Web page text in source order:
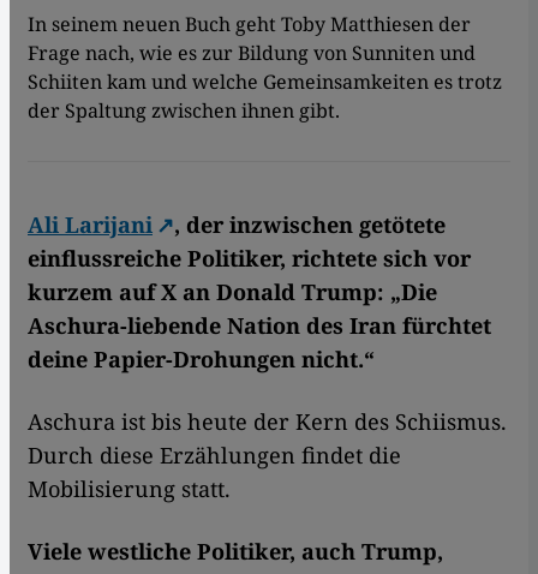
In seinem neuen Buch geht Toby Matthiesen der
Frage nach, wie es zur Bildung von Sunniten und
Schiiten kam und welche Gemeinsamkeiten es trotz
der Spaltung zwischen ihnen gibt.
Ali Larijani
, der inzwischen getötete
einflussreiche Politiker, richtete sich vor
kurzem auf X an Donald Trump: „Die
Aschura-liebende Nation des Iran fürchtet
deine Papier-Drohungen nicht.“
Aschura ist bis heute der Kern des Schiismus.
Durch diese Erzählungen findet die
Mobilisierung statt.
Viele westliche Politiker, auch Trump,